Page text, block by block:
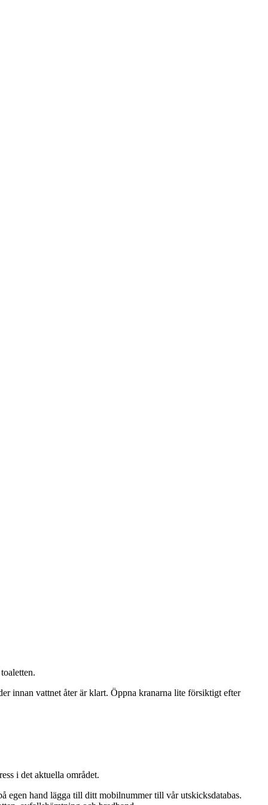
innan vattnet åter är klart. Öppna kranarna lite försiktigt efter
i det aktuella området.
egen hand lägga till ditt mobilnummer till vår utskicksdatabas.